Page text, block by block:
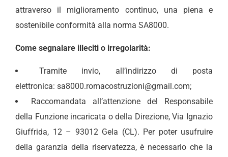
attraverso il miglioramento continuo, una piena e
sostenibile conformità alla norma SA8000.
Come segnalare illeciti o irregolarità:
Tramite invio, all’indirizzo di posta
elettronica: sa8000.romacostruzioni@gmail.com;
Raccomandata all’attenzione del Responsabile
della Funzione incaricata o della Direzione, Via Ignazio
Giuffrida, 12 – 93012 Gela (CL). Per poter usufruire
della garanzia della riservatezza, è necessario che la